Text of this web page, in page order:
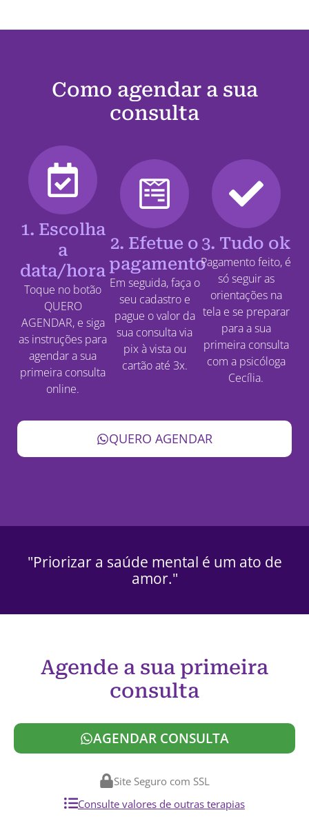
Como agendar a sua
consulta
1. Escolha
a
data/hora
Toque no botão
QUERO
AGENDAR, e siga
as instruções para
agendar a sua
primeira consulta
online.
2. Efetue o
pagamento
Em seguida, faça o
seu cadastro e
pague o valor da
sua consulta via
pix à vista ou
cartão até 3x.
3. Tudo ok
Pagamento feito, é
só seguir as
orientações na
tela e se preparar
para a sua
primeira consulta
com a psicóloga
Cecília.
QUERO AGENDAR
"Priorizar a saúde mental é um ato de
amor."
Agende a sua primeira
consulta
AGENDAR CONSULTA
Site Seguro com SSL
Consulte valores de outras terapias